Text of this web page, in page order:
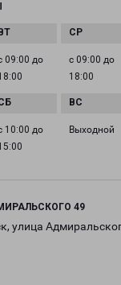
09:00 до
с 09:00 до
18:00
10:00 до
Выходной
49
улица